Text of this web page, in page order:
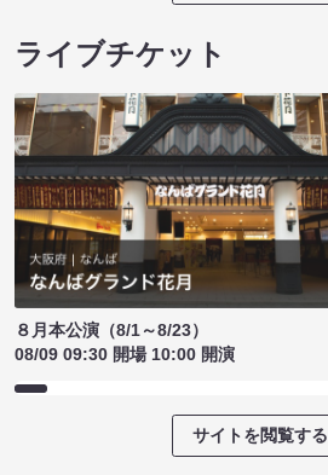
ライブチケット
８月本公演（8/1～8/23）
08/09 09:30 開場 10:00 開演
サイトを閲覧する